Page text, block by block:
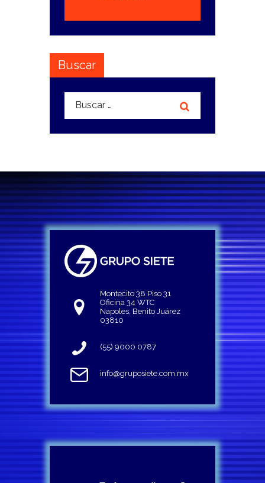
Buscar
Buscar:
Montecito 38 Piso 31
Oficina 34 WTC
Napoles, Benito Juárez
03810
(55) 9000 0787
info@gruposiete.com.mx